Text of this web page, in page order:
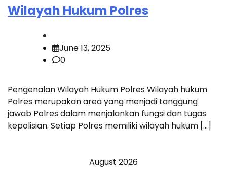
Wilayah Hukum Polres
June 13, 2025
0
Pengenalan Wilayah Hukum Polres Wilayah hukum
Polres merupakan area yang menjadi tanggung
jawab Polres dalam menjalankan fungsi dan tugas
kepolisian. Setiap Polres memiliki wilayah hukum […]
August 2026